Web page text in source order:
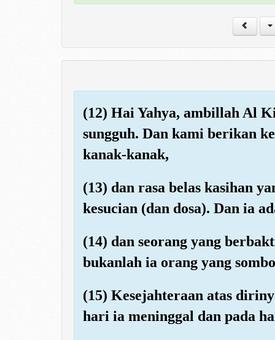
(12) Hai Yahya, ambillah Al
sungguh. Dan kami berikan
kanak-kanak,
(13) dan rasa belas kasihan
kesucian (dan dosa). Dan ia
(14) dan seorang yang
bukanlah ia orang yang
(15) Kesejahteraan atas
hari ia meninggal dan pada